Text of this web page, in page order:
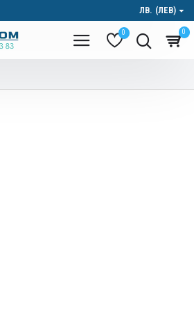
ЛВ. (ЛЕВ)
0 0